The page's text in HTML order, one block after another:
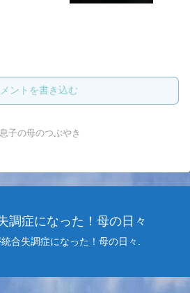
ントを書き込む
子の母のつぶやき
調症になった！母の日々
合失調症になった！母の日々.